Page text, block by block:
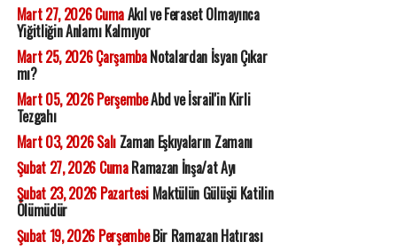
Mart 27, 2026 CumaAkıl ve Feraset Olmayınca
Yiğitliğin Anlamı Kalmıyor
Mart 25, 2026 ÇarşambaNotalardan İsyan Çıkar
mı?
Mart 05, 2026 PerşembeAbd ve İsrail'in Kirli
Tezgahı
Mart 03, 2026 SalıZaman Eşkıyaların Zamanı
Şubat 27, 2026 CumaRamazan İnşa/at Ayı
Şubat 23, 2026 PazartesiMaktülün Gülüşü Katilin
Ölümüdür
Şubat 19, 2026 PerşembeBir Ramazan Hatırası